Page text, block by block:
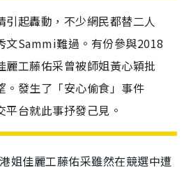
引起轟動，不少網民都替二人
文Sammi難過。有份參與2018
麗工藤佑采曾被師姐黃心穎批
。發生了「安心偷食」事件
台就此事抒發己見。
姐佳麗工藤佑采雖然在競選中遭